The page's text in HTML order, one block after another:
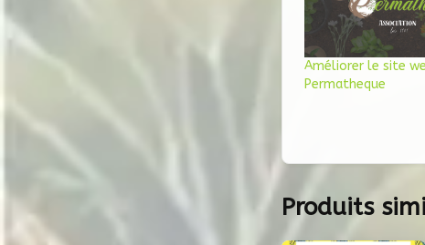
Améliorer le site
Permatheque
Produits